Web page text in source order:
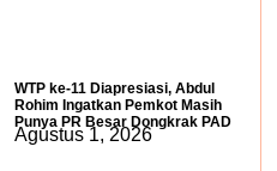
WTP ke-11 Diapresiasi, Abdul
Rohim Ingatkan Pemkot Masih
Punya PR Besar Dongkrak PAD
Agustus 1, 2026